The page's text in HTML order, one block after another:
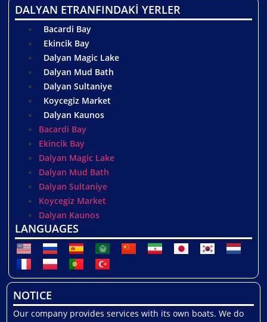
DALYAN ETRANFINDAKİ YERLER
Bacardi Bay
Ekincik Bay
Dalyan Magic Lake
Dalyan Mud Bath
Dalyan Sultaniye
Koycegiz Market
Dalyan Kaunos
Bacardi Bay
Ekincik Bay
Dalyan Magic Lake
Dalyan Mud Bath
Dalyan Sultaniye
Koycegiz Market
Dalyan Kaunos
LANGUAGES
NOTICE
Our company provides services with its own boats. We do